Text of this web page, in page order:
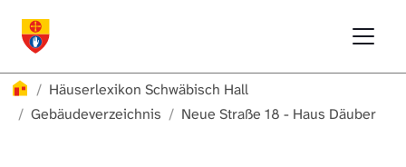
Häuserlexikon
Häuserlexikon Schwäbisch Hall
Gebäudeverzeichnis
Neue Straße 18 - Haus Däuber
Häuserlexikon Steinbach